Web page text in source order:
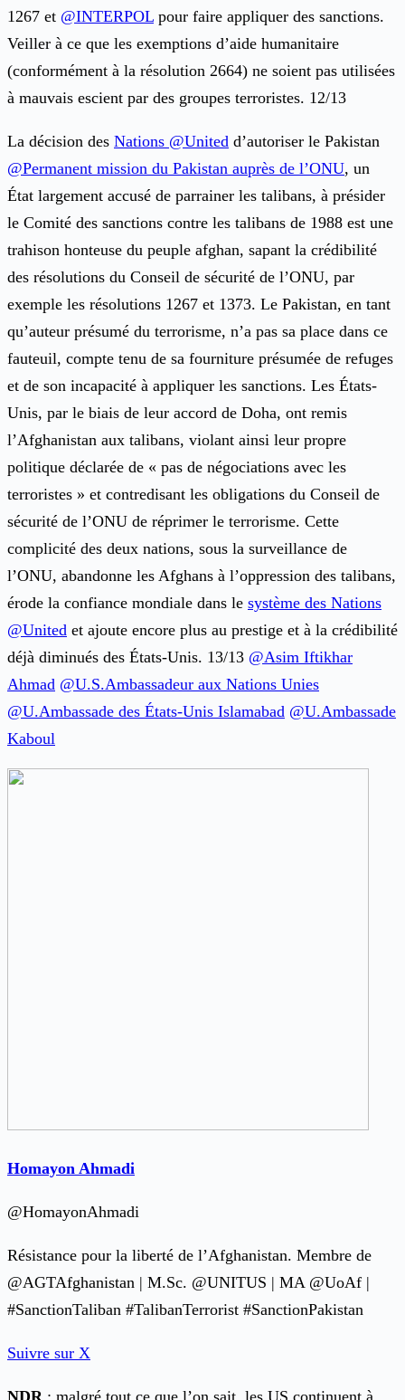
1267 et @INTERPOL pour faire appliquer des sanctions.
Veiller à ce que les exemptions d’aide humanitaire
(conformément à la résolution 2664) ne soient pas utilisées
à mauvais escient par des groupes terroristes. 12/13
La décision des Nations @United d’autoriser le Pakistan
@Permanent mission du Pakistan auprès de l’ONU, un
État largement accusé de parrainer les talibans, à présider
le Comité des sanctions contre les talibans de 1988 est une
trahison honteuse du peuple afghan, sapant la crédibilité
des résolutions du Conseil de sécurité de l’ONU, par
exemple les résolutions 1267 et 1373. Le Pakistan, en tant
qu’auteur présumé du terrorisme, n’a pas sa place dans ce
fauteuil, compte tenu de sa fourniture présumée de refuges
et de son incapacité à appliquer les sanctions. Les États-
Unis, par le biais de leur accord de Doha, ont remis
l’Afghanistan aux talibans, violant ainsi leur propre
politique déclarée de « pas de négociations avec les
terroristes » et contredisant les obligations du Conseil de
sécurité de l’ONU de réprimer le terrorisme. Cette
complicité des deux nations, sous la surveillance de
l’ONU, abandonne les Afghans à l’oppression des talibans,
érode la confiance mondiale dans le système des Nations
@United et ajoute encore plus au prestige et à la crédibilité
déjà diminués des États-Unis. 13/13 @Asim Iftikhar
Ahmad @U.S.Ambassadeur aux Nations Unies
@U.Ambassade des États-Unis Islamabad @U.Ambassade
Kaboul
Homayon Ahmadi
@HomayonAhmadi
Résistance pour la liberté de l’Afghanistan. Membre de
@AGTAfghanistan | M.Sc. @UNITUS | MA @UoAf |
#SanctionTaliban #TalibanTerrorist #SanctionPakistan
Suivre sur X